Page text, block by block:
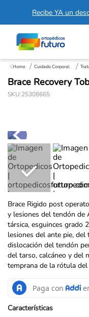
Recibe YA un
Cuidado Corporal
Brace Recovery
SKU:25308665
Brace Rigido post
y lesiones del tendón de
társica, esguinces grado
lesiones del ante pie,
dislocación del tendón
del tarso, calcáneo y del
temprana de la rótula
Características